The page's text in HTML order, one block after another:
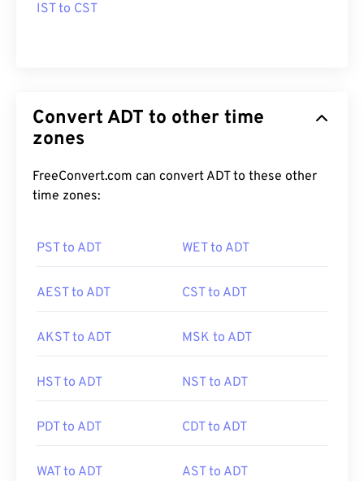
IST to CST
Convert ADT to other time
zones
FreeConvert.com can convert ADT to these other
time zones:
PST to ADT WET to ADT
AEST to ADT CST to ADT
AKST to ADT MSK to ADT
HST to ADT NST to ADT
PDT to ADT CDT to ADT
WAT to ADT AST to ADT